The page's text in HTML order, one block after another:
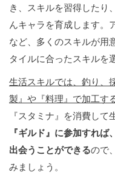
き、スキルを習得したり
んキャラを育成します。
など、多くのスキルが用
タイルに合ったスキルを
生活スキルでは、釣り、
製』や『料理』で加工す
『スタミナ』を消費して
『ギルド』に参加すれ
出会うことができるので
みましょう。